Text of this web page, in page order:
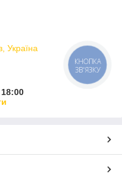
Україна
КНОПКА
ЗВ'ЯЗКУ